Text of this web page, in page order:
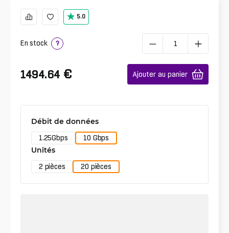
5.0
En stock ?
1494.64 € Ajouter au panier
Débit de données
1.25Gbps 10 Gbps
Unités
2 pièces 20 pièces